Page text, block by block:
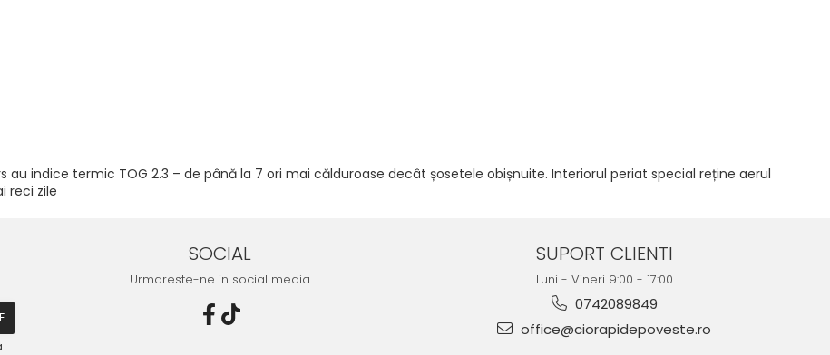
indice termic TOG 2.3 – de până la 7 ori mai călduroase decât șosetele obișnuite. Interiorul periat special reține aerul
reci zile
SOCIAL
Urmareste-ne in social media
SUPORT CLIENTI
Luni - Vineri 9:00 - 17:00
0742089849
office@ciorapidepoveste.ro